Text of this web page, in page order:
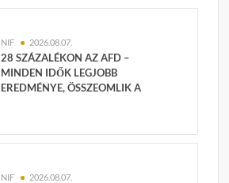
NIF 2026.08.07.
28 SZÁZALÉKON AZ AFD –
MINDEN IDŐK LEGJOBB
EREDMÉNYE, ÖSSZEOMLIK A
NIF 2026.08.07.